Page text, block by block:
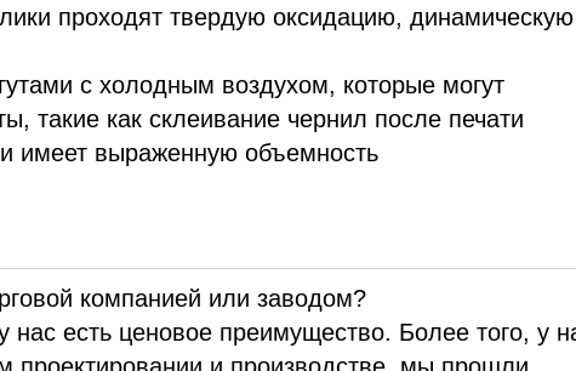
проходят твердую оксидацию,
с холодным воздухом, которые могут
такие как склеивание чернил после печати
имеет выраженную объемность
компанией или заводом?
есть ценовое преимущество. Более того, у